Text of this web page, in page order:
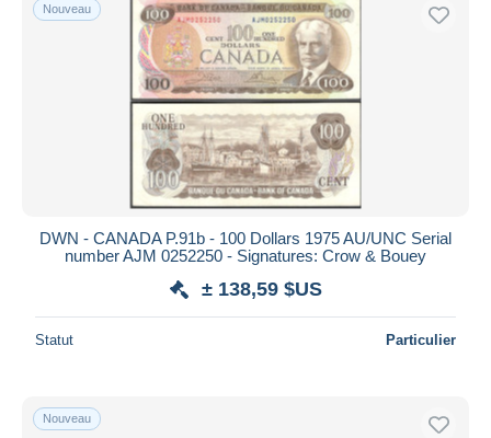
Nouveau
DWN - CANADA P.91b - 100 Dollars 1975 AU/UNC Serial
number AJM 0252250 - Signatures: Crow & Bouey
± 138,59 $US
Statut Particulier
Nouveau